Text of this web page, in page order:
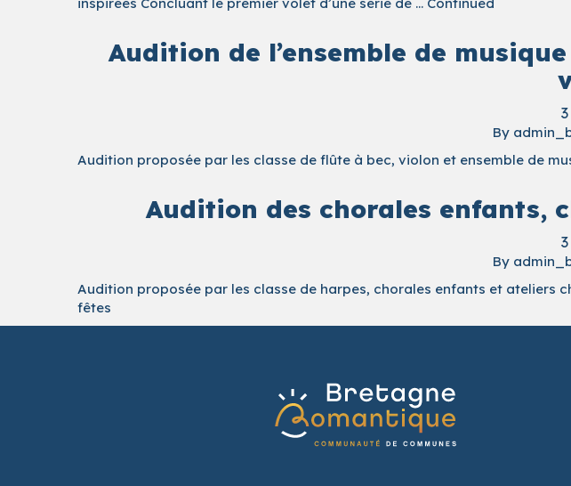
Audition de l’ensemble de
By
Audition proposée par les classe de flûte à bec, violon et ensemble de
Audition des chorales enfants,
By
Audition proposée par les classe de harpes, chorales enfants et ateliers
fêtes